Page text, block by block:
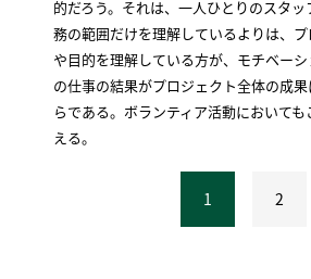
的だろう。それは、一人ひとりのスタ
務の範囲だけを理解しているよりは、
や目的を理解している方が、モチベー
の仕事の結果がプロジェクト全体の成
らである。ボランティア活動において
える。
1 2